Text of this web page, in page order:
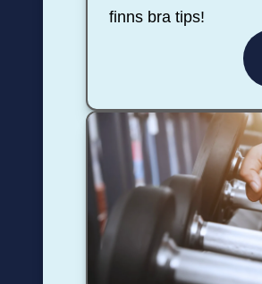
finns bra tips!